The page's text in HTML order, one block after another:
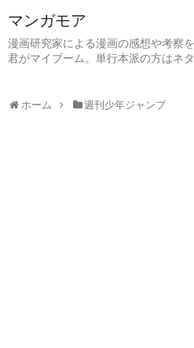
マンガモア
漫画研究家による漫画の感想や考察
君がマイブーム。単行本派の方はネ
ホーム 週刊少年ジャンプ